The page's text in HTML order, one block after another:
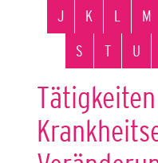
J
K L M
S
T U